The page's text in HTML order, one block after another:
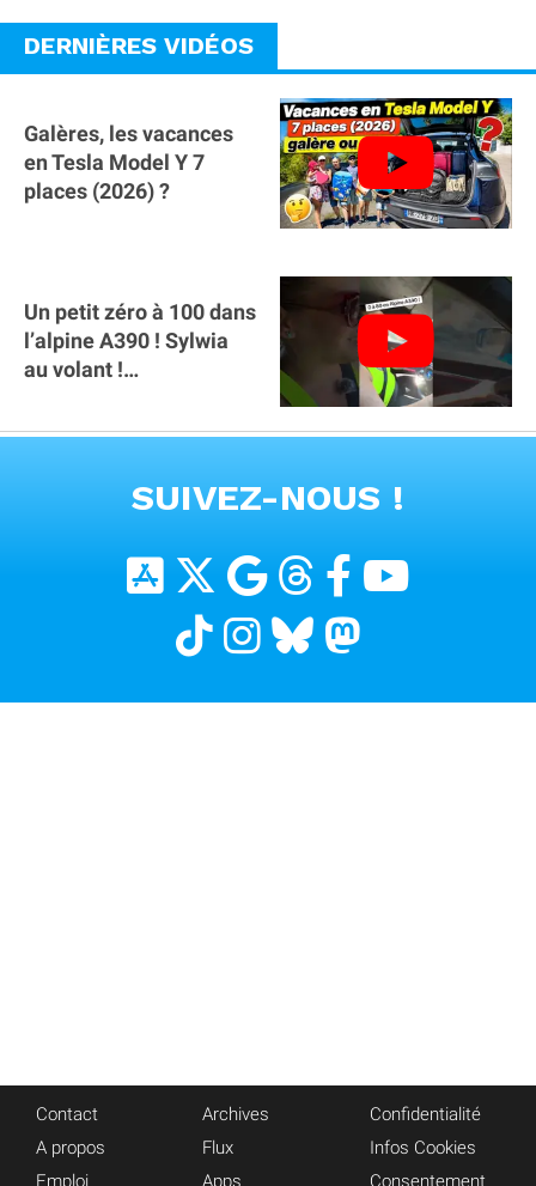
DERNIÈRES VIDÉOS
Galères, les vacances
en Tesla Model Y 7
places (2026) ?
Un petit zéro à 100 dans
l’alpine A390 ￼! Sylwia
au volant !
#alpine #a390
SUIVEZ-NOUS !
Contact
A propos
Emploi
Archives
Flux
Apps
Confidentialité
Infos Cookies
Consentement